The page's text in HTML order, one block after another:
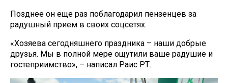
Позднее он еще раз поблагодарил пензенцев за
радушный прием в своих соцсетях.
«Хозяева сегодняшнего праздника – наши добрые
друзья. Мы в полной мере ощутили ваше радушие и
гостеприимство», – написал Раис РТ.